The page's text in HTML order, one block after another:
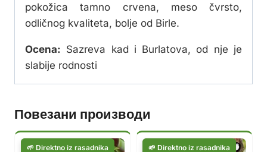
pokožica tamno crvena, meso čvrsto,
odličnog kvaliteta, bolje od Birle.
Ocena: Sazreva kad i Burlatova, od nje je
slabije rodnosti
Повезани производи